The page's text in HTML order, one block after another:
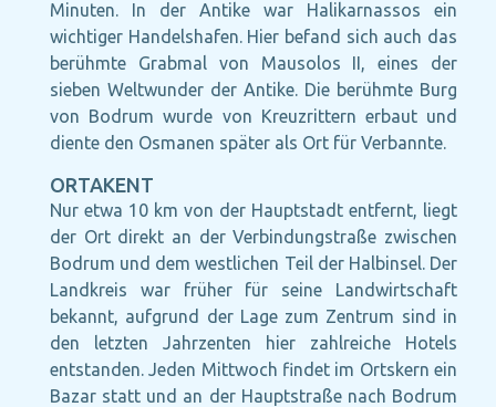
Minuten. In der Antike war Halikarnassos ein
wichtiger Handelshafen. Hier befand sich auch das
berühmte Grabmal von Mausolos II, eines der
sieben Weltwunder der Antike. Die berühmte Burg
von Bodrum wurde von Kreuzrittern erbaut und
diente den Osmanen später als Ort für Verbannte.
ORTAKENT
Nur etwa 10 km von der Hauptstadt entfernt, liegt
der Ort direkt an der Verbindungstraße zwischen
Bodrum und dem westlichen Teil der Halbinsel. Der
Landkreis war früher für seine Landwirtschaft
bekannt, aufgrund der Lage zum Zentrum sind in
den letzten Jahrzenten hier zahlreiche Hotels
entstanden. Jeden Mittwoch findet im Ortskern ein
Bazar statt und an der Hauptstraße nach Bodrum